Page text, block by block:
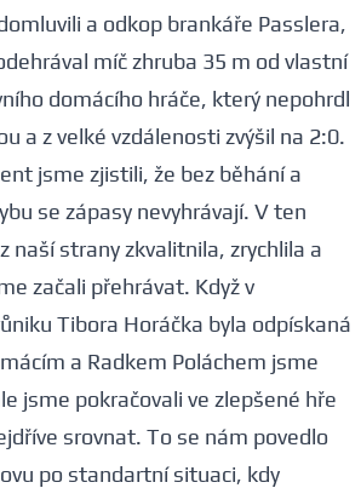
a odkop brankáře Passlera,
míč zhruba 35 m od vlastní
domácího hráče, který nepohrdl
a z velké vzdálenosti zvýšil na 2:0.
jsme zjistili, že bez běhání a
se zápasy nevyhrávají. V ten
naší strany zkvalitnila, zrychlila a
začali přehrávat. Když v
Tibora Horáčka byla odpískaná
a Radkem Poláchem jsme
jsme pokračovali ve zlepšené hře
srovnat. To se nám povedlo
po standartní situaci, kdy